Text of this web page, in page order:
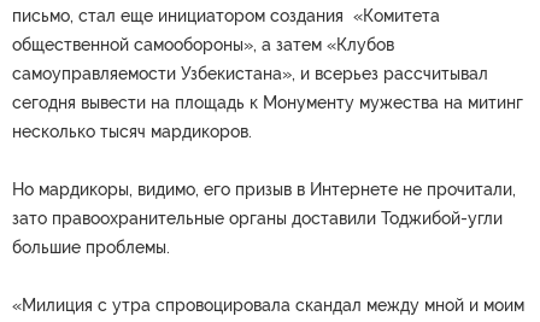
письмо, стал еще инициатором создания «Комитета
общественной самообороны», а затем «Клубов
самоуправляемости Узбекистана», и всерьез рассчитывал
сегодня вывести на площадь к Монументу мужества на митинг
несколько тысяч мардикоров.
Но мардикоры, видимо, его призыв в Интернете не прочитали,
зато правоохранительные органы доставили Тоджибой-угли
большие проблемы.
«Милиция с утра спровоцировала скандал между мной и моим